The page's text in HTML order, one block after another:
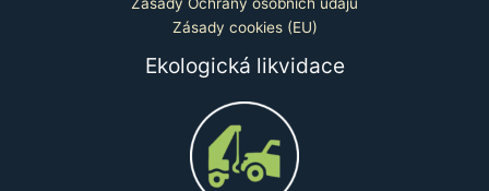
Zásady cookies (EU)
Ekologická likvidace